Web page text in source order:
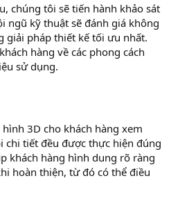
chúng tôi sẽ tiến hành khảo sát
ngũ kỹ thuật sẽ đánh giá không
giải pháp thiết kế tối ưu nhất.
hàng về các phong cách
sử dụng.
3D cho khách hàng xem
chi tiết đều được thực hiện đúng
khách hàng hình dung rõ ràng
hoàn thiện, từ đó có thể điều